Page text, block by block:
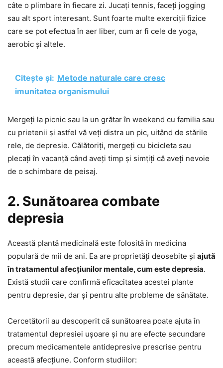
câte o plimbare în fiecare zi. Jucați tennis, faceți jogging
sau alt sport interesant. Sunt foarte multe exerciții fizice
care se pot efectua în aer liber, cum ar fi cele de yoga,
aerobic și altele.
Citește și: Metode naturale care cresc
imunitatea organismului
Mergeți la picnic sau la un grătar în weekend cu familia sau
cu prietenii și astfel vă veți distra un pic, uitând de stările
rele, de depresie. Călătoriți, mergeți cu bicicleta sau
plecați în vacanță când aveți timp și simțiți că aveți nevoie
de o schimbare de peisaj.
2. Sunătoarea combate
depresia
Această plantă medicinală este folosită în medicina
populară de mii de ani. Ea are proprietăți deosebite și ajută
în tratamentul afecțiunilor mentale, cum este depresia.
Există studii care confirmă eficacitatea acestei plante
pentru depresie, dar și pentru alte probleme de sănătate.
Cercetătorii au descoperit că sunătoarea poate ajuta în
tratamentul depresiei ușoare și nu are efecte secundare
precum medicamentele antidepresive prescrise pentru
această afecțiune. Conform studiilor: